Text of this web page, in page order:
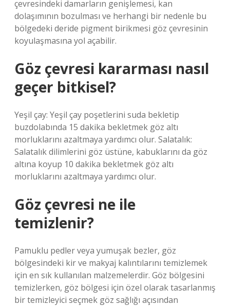
çevresindeki damarların genişlemesi, kan
dolaşımının bozulması ve herhangi bir nedenle bu
bölgedeki deride pigment birikmesi göz çevresinin
koyulaşmasına yol açabilir.
Göz çevresi kararması nasıl
geçer bitkisel?
Yeşil çay: Yeşil çay poşetlerini suda bekletip
buzdolabında 15 dakika bekletmek göz altı
morluklarını azaltmaya yardımcı olur. Salatalık:
Salatalık dilimlerini göz üstüne, kabuklarını da göz
altına koyup 10 dakika bekletmek göz altı
morluklarını azaltmaya yardımcı olur.
Göz çevresi ne ile
temizlenir?
Pamuklu pedler veya yumuşak bezler, göz
bölgesindeki kir ve makyaj kalıntılarını temizlemek
için en sık kullanılan malzemelerdir. Göz bölgesini
temizlerken, göz bölgesi için özel olarak tasarlanmış
bir temizleyici seçmek göz sağlığı açısından